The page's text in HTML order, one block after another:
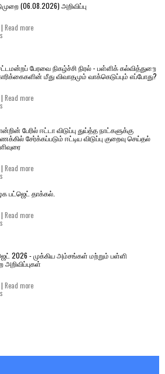
(06.08.2026) அறிவிப்பு
Read more
பேரவை நிகழ்ச்சி நிரல் - பள்ளிக் கல்வித்துறை
மீது விவாதமும் வாக்கெடுப்பும் எப்போது?
Read more
பேரில் ஈட்டா விடுப்பு துய்த்த நாட்களுக்கு
சேர்க்கப்படும் ஈட்டிய விடுப்பு குறைவு செய்தல்
Read more
பட்ஜெட் தாக்கல்.
Read more
2026 - முக்கிய அம்சங்கள் மற்றும் பள்ளி
அறிவிப்புகள்
Read more